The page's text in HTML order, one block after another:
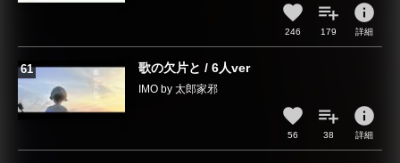
246 179
info
詳細
歌の欠片と / 6人ver
IMO by 太郎家邪
56 38
info
詳細